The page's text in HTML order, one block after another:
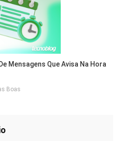
Mensagens Que Avisa Na Hora
Boas